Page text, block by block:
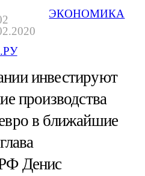
ЭКОНОМИКА
инвестируют
производства
в ближайшие
Денис